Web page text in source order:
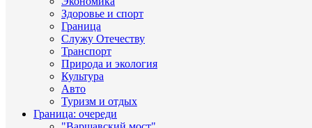
Здоровье и спорт
Граница
Служу Отечеству
Транспорт
Природа и экология
Культура
Авто
Туризм и отдых
Граница: очереди